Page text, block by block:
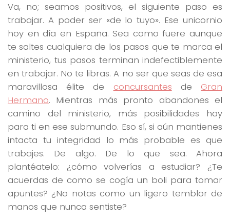
Va, no; seamos positivos, el siguiente paso es
trabajar. A poder ser «de lo tuyo». Ese unicornio
hoy en día en España. Sea como fuere aunque
te saltes cualquiera de los pasos que te marca el
ministerio, tus pasos terminan indefectiblemente
en trabajar. No te libras. A no ser que seas de esa
maravillosa élite de concursantes de Gran
Hermano. Mientras más pronto abandones el
camino del ministerio, más posibilidades hay
para ti en ese submundo. Eso sí, si aún mantienes
intacta tu integridad lo más probable es que
trabajes. De algo. De lo que sea. Ahora
plantéatelo: ¿cómo volverías a estudiar? ¿Te
acuerdas de como se cogía un boli para tomar
apuntes? ¿No notas como un ligero temblor de
manos que nunca sentiste?